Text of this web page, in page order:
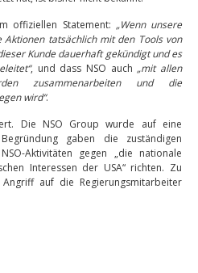
offiziellen Statement: „Wenn unsere
tatsächlich mit den Tools von
Kunde dauerhaft gekündigt und es
, und dass NSO auch „mit allen
zusammenarbeiten und die
wird“.
Die NSO Group wurde auf eine
gaben die zuständigen
Aktivitäten gegen „die nationale
Interessen der USA“ richten. Zu
auf die Regierungsmitarbeiter